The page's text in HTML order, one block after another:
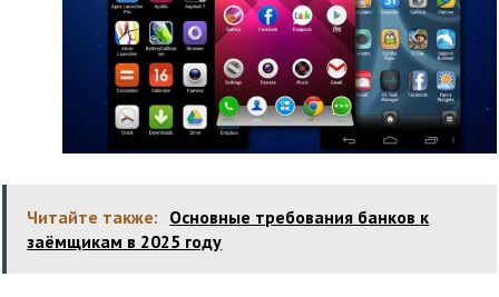
Читайте также: Основные требования банков к
заёмщикам в 2025 году